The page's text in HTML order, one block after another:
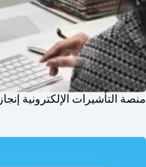
منصة التأشيرات الإلكترونية إنجاز